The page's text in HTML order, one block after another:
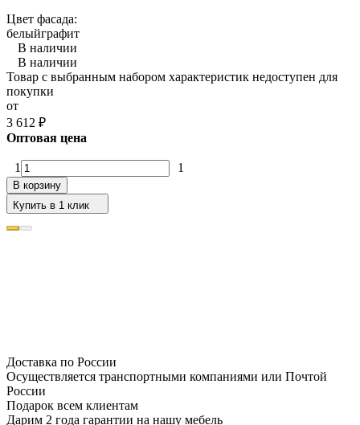
Цвет фасада:
белыйграфит
В наличии
В наличии
Товар с выбранным набором характеристик недоступен для
покупки
от
3 612 ₽
Оптовая цена
1 1
В корзину
Купить в 1 клик
Доставка по России
Осуществляется транспортными компаниями или Почтой
России
Подарок всем клиентам
Дарим 2 года гарантии на нашу мебель